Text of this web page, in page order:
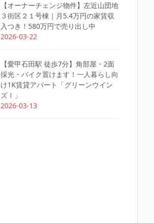
【オーナーチェンジ物件】左近山団地
３街区２１号棟｜月5.4万円の家賃収
入つき！580万円で売り出し中
2026-03-22
【愛甲石田駅 徒歩7分】角部屋・2面
採光・バイク置けます！一人暮らし向
け1K賃貸アパート「グリーンウイン
ズⅠ」
2026-03-13